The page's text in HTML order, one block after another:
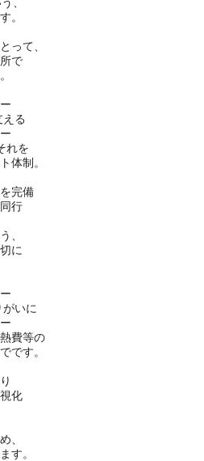
。
って、
で
る
れを
体制。
完備
行
、
に
いに
費等の
です。
化
、
す。